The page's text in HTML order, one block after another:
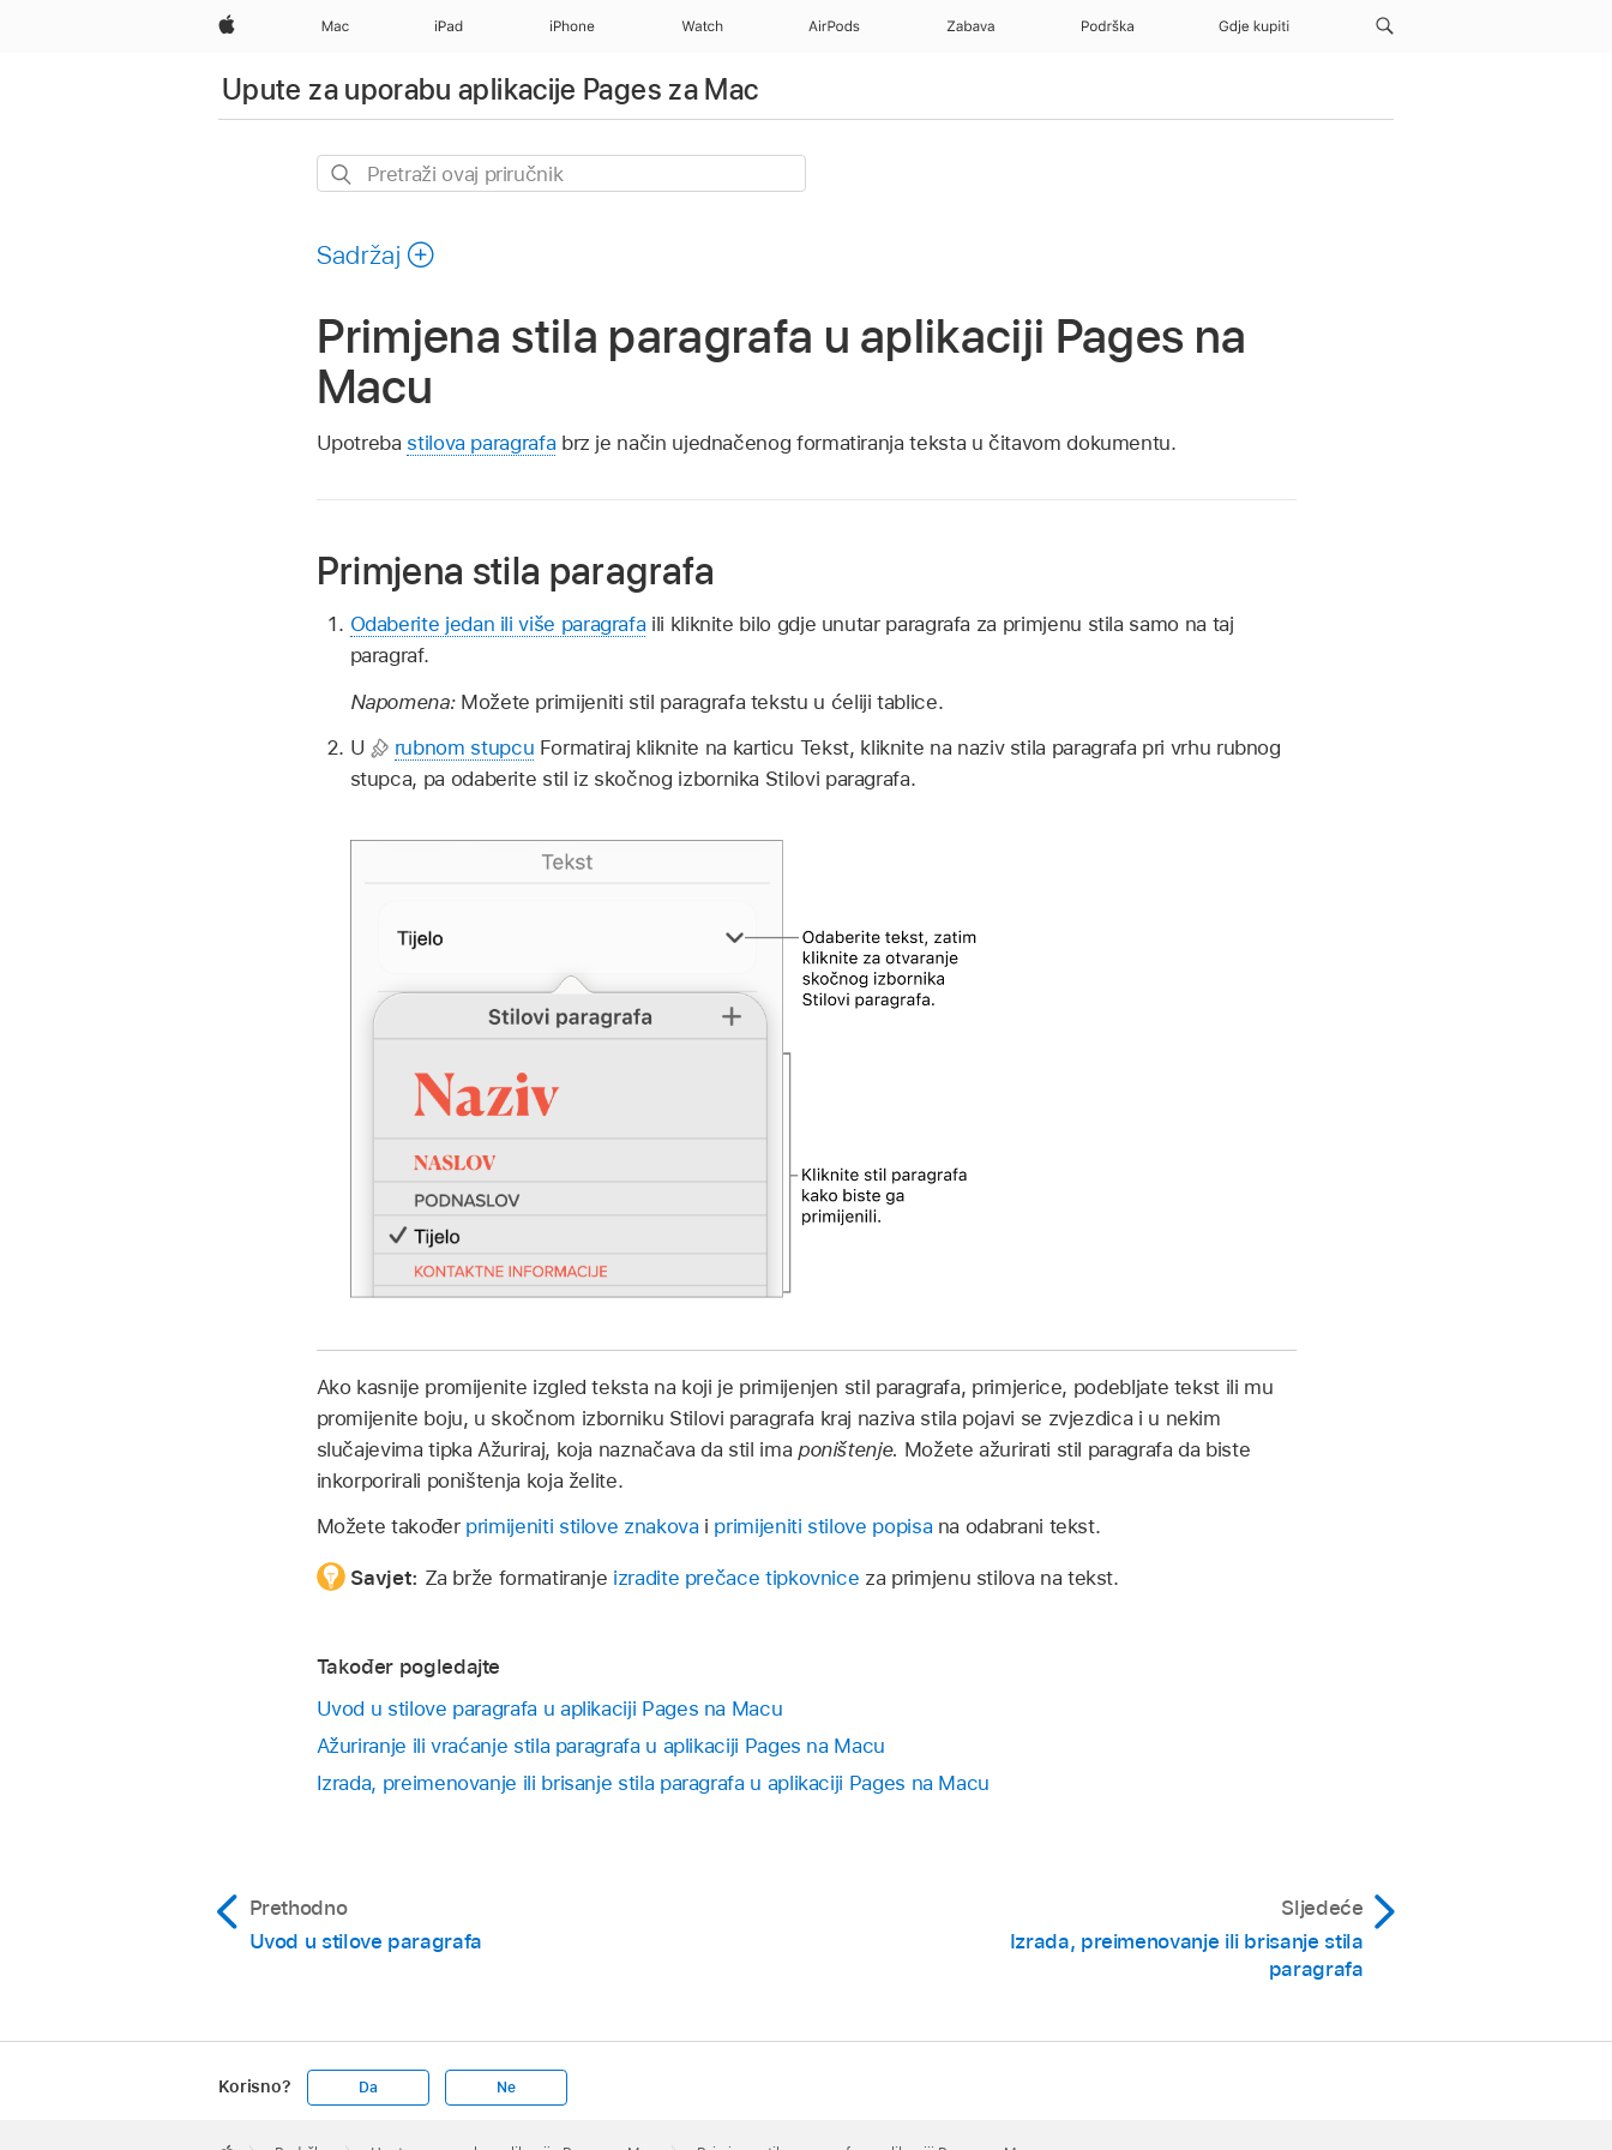
Apple Mac iPad iPhone Watch AirPods Zabava Podrška Gdje kupiti
Upute za uporabu aplikacije Pages za Mac
Pretraži
Sadržaj
Primjena stila paragrafa u aplikaciji Pages na
Macu
Upotreba stilova paragrafa brz je način ujednačenog formatiranja teksta u čitavom dokumentu.
Primjena stila paragrafa
Odaberite jedan ili više paragrafa ili kliknite bilo gdje unutar paragrafa za primjenu stila samo na taj
paragraf.
Napomena: Možete primijeniti stil paragrafa tekstu u ćeliji tablice.
U
rubnom stupcu Formatiraj kliknite na karticu Tekst, kliknite na naziv stila paragrafa pri vrhu rubnog
stupca, pa odaberite stil iz skočnog izbornika Stilovi paragrafa.
Ako kasnije promijenite izgled teksta na koji je primijenjen stil paragrafa, primjerice, podebljate tekst ili mu
promijenite boju, u skočnom izborniku Stilovi paragrafa kraj naziva stila pojavi se zvjezdica i u nekim
slučajevima tipka Ažuriraj, koja naznačava da stil ima poništenje. Možete ažurirati stil paragrafa da biste
inkorporirali poništenja koja želite.
Možete također primijeniti stilove znakova i primijeniti stilove popisa na odabrani tekst.
Savjet: Za brže formatiranje izradite prečace tipkovnice za primjenu stilova na tekst.
Također pogledajte
Uvod u stilove paragrafa u aplikaciji Pages na Macu
Ažuriranje ili vraćanje stila paragrafa u aplikaciji Pages na Macu
Izrada, preimenovanje ili brisanje stila paragrafa u aplikaciji Pages na Macu
Prethodno
Uvod u stilove paragrafa
Sljedeće
Izrada, preimenovanje ili brisanje stila
paragrafa
Korisno? Da Ne
Footer